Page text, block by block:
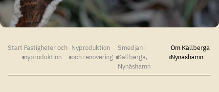
Skötselråd för ett trivsamt hem
Klimatsmart hemma
Ungdomsbostäder
Samhällsfastigheter
Nyproduktion och renovering
Om Heba
Nyheter
Frågor och svar
Start Fastigheter och
nyproduktion
Nyproduktion
och renovering
Smedjan i
Källberga,
Nynäshamn
Om Källberga
Nynäshamn